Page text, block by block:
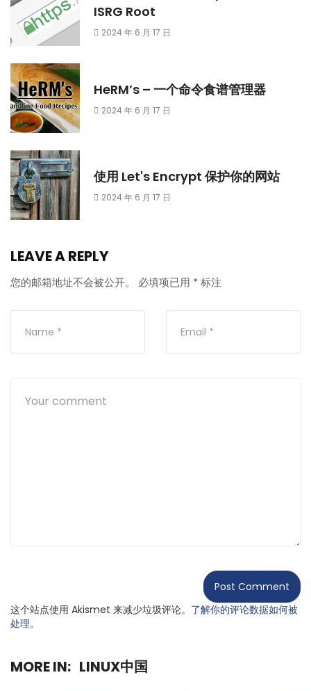
ISRG Root
2024 年 6 月 17 日
HeRM’s – 一个命令食谱管理器
2024 年 6 月 17 日
使用 Let's Encrypt 保护你的网站
2024 年 6 月 17 日
LEAVE A REPLY
您的邮箱地址不会被公开。 必填项已用 * 标注
这个站点使用 Akismet 来减少垃圾评论。 了解你的评论数据如何被
处理。
MORE IN: LINUX中国